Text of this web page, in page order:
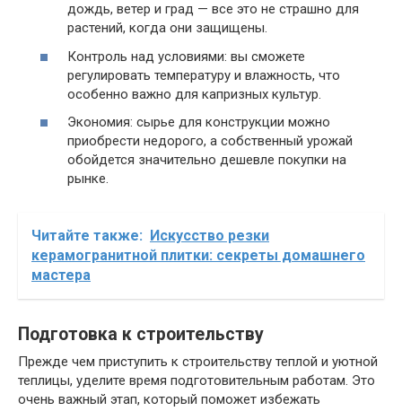
дождь, ветер и град — все это не страшно для
растений, когда они защищены.
Контроль над условиями: вы сможете
регулировать температуру и влажность, что
особенно важно для капризных культур.
Экономия: сырье для конструкции можно
приобрести недорого, а собственный урожай
обойдется значительно дешевле покупки на
рынке.
Читайте также: Искусство резки
керамогранитной плитки: секреты домашнего
мастера
Подготовка к строительству
Прежде чем приступить к строительству теплой и уютной
теплицы, уделите время подготовительным работам. Это
очень важный этап, который поможет избежать